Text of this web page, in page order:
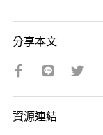
分享本文
資源連結